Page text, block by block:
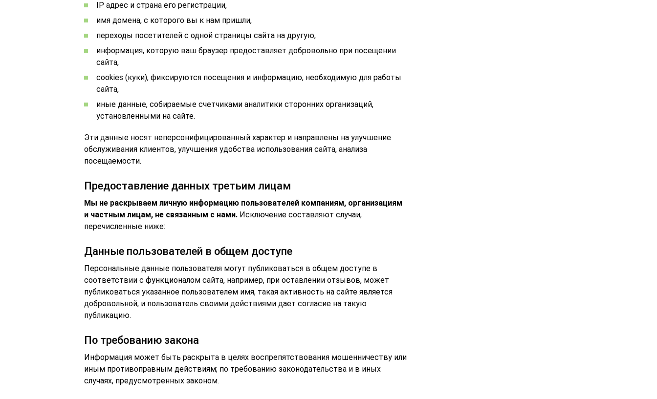
IP адрес и страна его регистрации,
имя домена, с которого вы к нам пришли,
переходы посетителей с одной страницы сайта на другую,
информация, которую ваш браузер предоставляет добровольно при посещении
сайта,
cookies (куки), фиксируются посещения и информацию, необходимую для работы
сайта,
иные данные, собираемые счетчиками аналитики сторонних организаций,
установленными на сайте.
Эти данные носят неперсонифицированный характер и направлены на улучшение
обслуживания клиентов, улучшения удобства использования сайта, анализа
посещаемости.
Предоставление данных третьим лицам
Мы не раскрываем личную информацию пользователей компаниям, организациям
и частным лицам, не связанным с нами. Исключение составляют случаи,
перечисленные ниже:
Данные пользователей в общем доступе
Персональные данные пользователя могут публиковаться в общем доступе в
соответствии с функционалом сайта, например, при оставлении отзывов, может
публиковаться указанное пользователем имя, такая активность на сайте является
добровольной, и пользователь своими действиями дает согласие на такую
публикацию.
По требованию закона
Информация может быть раскрыта в целях воспрепятствования мошенничеству или
иным противоправным действиям; по требованию законодательства и в иных
случаях, предусмотренных законом.